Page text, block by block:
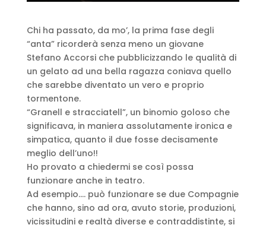
Chi ha passato, da mo’, la prima fase degli
“anta” ricorderà senza meno un giovane
Stefano Accorsi che pubblicizzando le qualità di
un gelato ad una bella ragazza coniava quello
che sarebbe diventato un vero e proprio
tormentone.
“Granell e stracciatell”, un binomio goloso che
significava, in maniera assolutamente ironica e
simpatica, quanto il due fosse decisamente
meglio dell’uno!!
Ho provato a chiedermi se così possa
funzionare anche in teatro.
Ad esempio…. può funzionare se due Compagnie
che hanno, sino ad ora, avuto storie, produzioni,
vicissitudini e realtà diverse e contraddistinte, si